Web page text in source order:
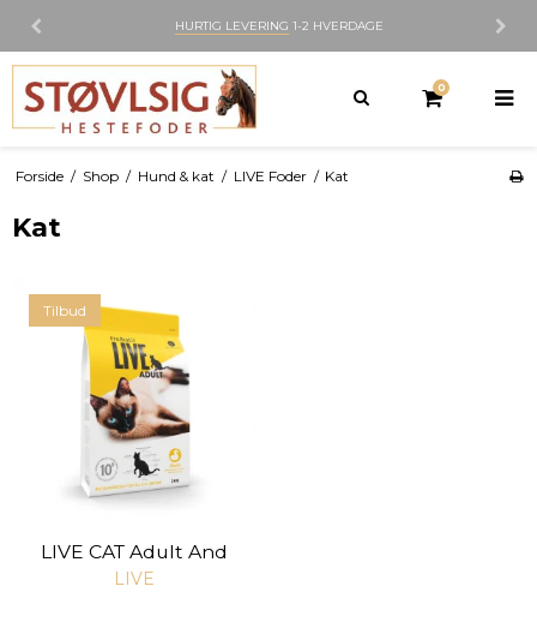
HURTIG LEVERING 1-2 HVERDAGE
0
Forside / Shop / Hund & kat / LIVE Foder / Kat
Kat
Tilbud
LIVE CAT Adult And
LIVE